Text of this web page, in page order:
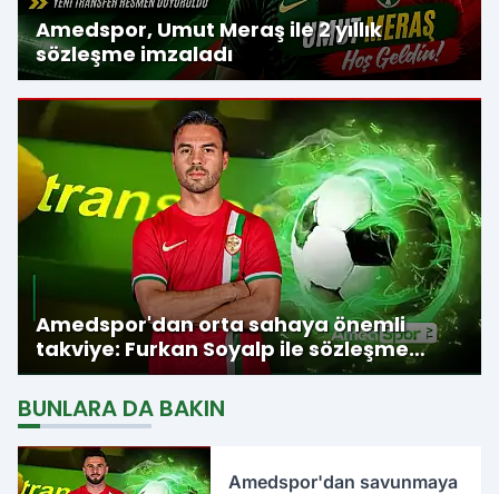
Amedspor, Umut Meraş ile 2 yıllık
sözleşme imzaladı
Amedspor'dan orta sahaya önemli
takviye: Furkan Soyalp ile sözleşme
imzalandı
BUNLARA DA BAKIN
Amedspor'dan savunmaya